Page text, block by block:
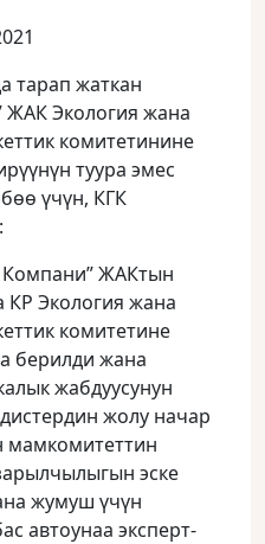
тарап жаткан
ЖАК Экология жана
комитетинине
туура эмес
үчүн, КГК
Компани” ЖАКтын
КР Экология жана
комитетине
берилди жана
жабдуусунун
жолу начар
мамкомитеттин
эске
жумуш үчүн
автоунаа эксперт-